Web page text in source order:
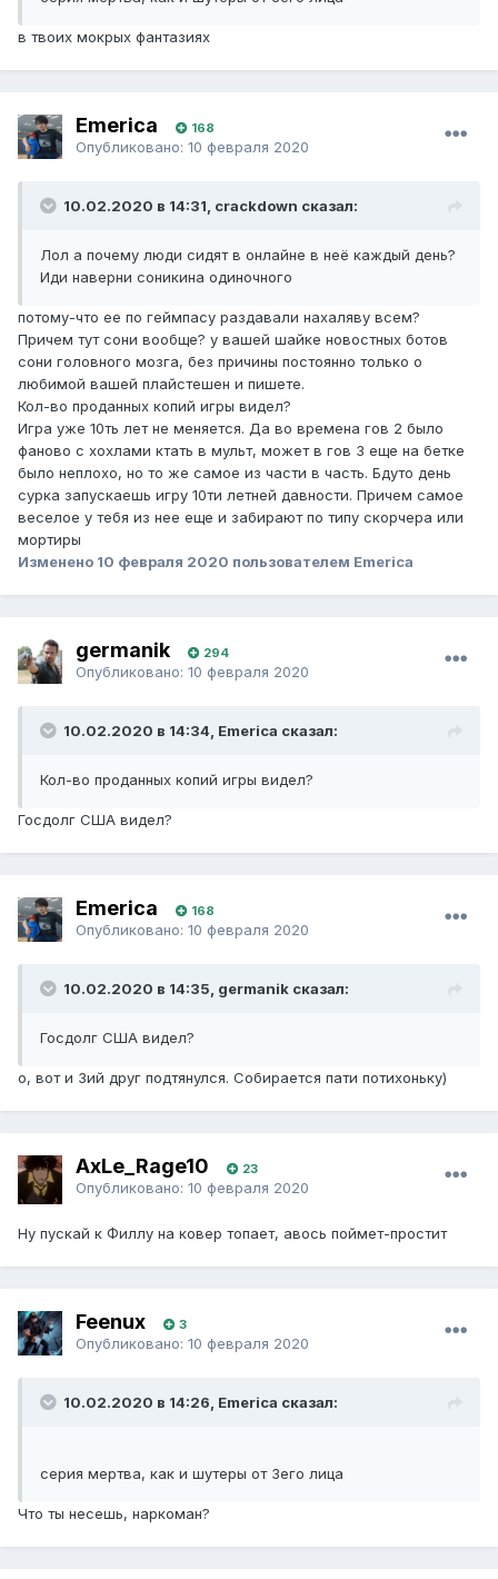
в твоих мокрых фантазиях
Emerica 168
Опубликовано: 10 февраля 2020
10.02.2020 в 14:31, crackdown сказал:
Лол а почему люди сидят в онлайне в неё каждый день?
Иди наверни соникина одиночного
потому-что ее по геймпасу раздавали нахаляву всем?
Причем тут сони вообще? у вашей шайке новостных ботов
сони головного мозга, без причины постоянно только о
любимой вашей плайстешен и пишете.
Кол-во проданных копий игры видел?
Игра уже 10ть лет не меняется. Да во времена гов 2 было
фаново с хохлами ктать в мульт, может в гов 3 еще на бетке
было неплохо, но то же самое из части в часть. Бдуто день
сурка запускаешь игру 10ти летней давности. Причем самое
веселое у тебя из нее еще и забирают по типу скорчера или
мортиры
Изменено 10 февраля 2020 пользователем Emerica
germanik 294
Опубликовано: 10 февраля 2020
10.02.2020 в 14:34, Emerica сказал:
Кол-во проданных копий игры видел?
Госдолг США видел?
Emerica 168
Опубликовано: 10 февраля 2020
10.02.2020 в 14:35, germanik сказал:
Госдолг США видел?
о, вот и 3ий друг подтянулся. Собирается пати потихоньку)
AxLe_Rage10 23
Опубликовано: 10 февраля 2020
Ну пускай к Филлу на ковер топает, авось поймет-простит
Feenux 3
Опубликовано: 10 февраля 2020
10.02.2020 в 14:26, Emerica сказал:
серия мертва, как и шутеры от 3его лица
Что ты несешь, наркоман?